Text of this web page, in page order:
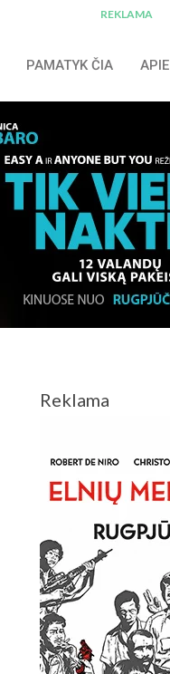
REKLAMA
PAMATYK ČIA APIE
Reklama